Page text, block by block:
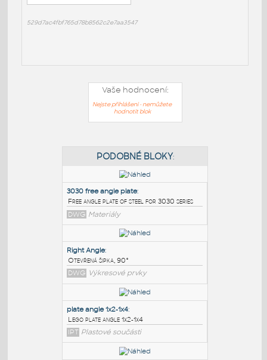
529d7ac4fbf765d78b8562c2e7aa3547
Vaše hodnocení:
Nejste přihlášeni - nemůžete
hodnotit blok
PODOBNÉ BLOKY:
3030 free angle plate:
Free angle plate of steel for 3030 series
DWG Materiály
Right Angle: